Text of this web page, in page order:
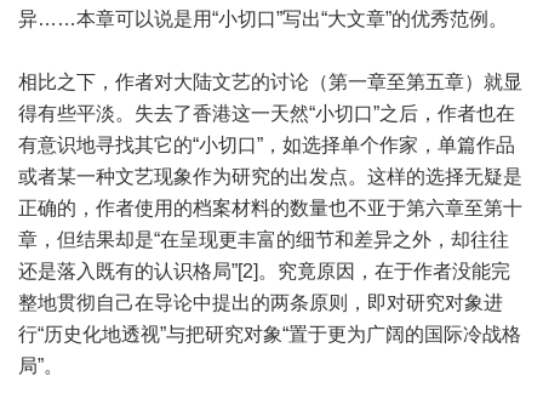
异……本章可以说是用“小切口”写出“大文章”的优秀范例。
相比之下，作者对大陆文艺的讨论（第一章至第五章）就显
得有些平淡。失去了香港这一天然“小切口”之后，作者也在
有意识地寻找其它的“小切口”，如选择单个作家，单篇作品
或者某一种文艺现象作为研究的出发点。这样的选择无疑是
正确的，作者使用的档案材料的数量也不亚于第六章至第十
章，但结果却是“在呈现更丰富的细节和差异之外，却往往
还是落入既有的认识格局”[2]。究竟原因，在于作者没能完
整地贯彻自己在导论中提出的两条原则，即对研究对象进
行“历史化地透视”与把研究对象“置于更为广阔的国际冷战格
局”。